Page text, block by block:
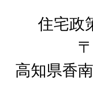
住宅政
高知県香